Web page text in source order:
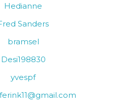
Hedianne
Sanders
bramsel
Desi198830
yvespf